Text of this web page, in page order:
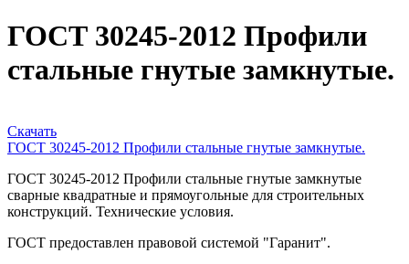
ГОСТ 30245-2012 Профили
стальные гнутые замкнутые.
Скачать
ГОСТ 30245-2012 Профили стальные гнутые замкнутые.
ГОСТ 30245-2012 Профили стальные гнутые замкнутые
сварные квадратные и прямоугольные для строительных
конструкций. Технические условия.
ГОСТ предоставлен правовой системой "Гаранит".